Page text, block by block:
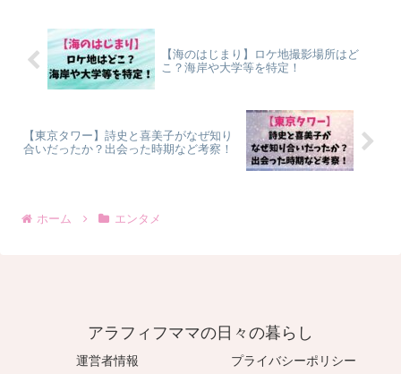
【海のはじまり】ロケ地撮影場所はど
こ？海岸や大学等を特定！
【東京タワー】詩史と喜美子がなぜ知り
合いだったか？出会った時期など考察！
ホーム エンタメ
アラフィフママの日々の暮らし
運営者情報 プライバシーポリシー